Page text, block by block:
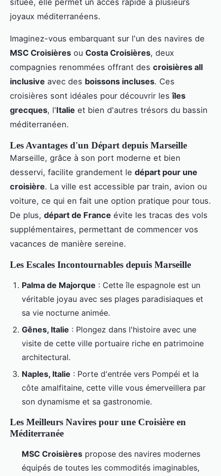
joyaux méditerranéens.
Imaginez-vous embarquant sur l'un des navires de
MSC Croisières ou Costa Croisières, deux
compagnies renommées offrant des croisières all
inclusive avec des boissons incluses. Ces
croisières sont idéales pour découvrir lesîles
grecques, l'Italie et bien d'autres trésors du bassin
méditerranéen.
Les Avantages d'un Départ depuis Marseille
Marseille, grâce à son port moderne et bien
desservi, facilite grandement le départ pour une
croisière. La ville est accessible par train, avion ou
voiture, ce qui en fait une option pratique pour tous.
De plus, départ de France évite les tracas des vols
supplémentaires, permettant de commencer vos
vacances de manière sereine.
Les Escales Incontournables depuis Marseille
Palma de Majorque : Cette île espagnole est un
véritable joyau avec ses plages paradisiaques et
sa vie nocturne animée.
Gênes, Italie : Plongez dans l'histoire avec une
visite de cette ville portuaire riche en patrimoine
architectural.
Naples, Italie : Porte d'entrée vers Pompéi et la
côte amalfitaine, cette ville vous émerveillera par
son dynamisme et sa gastronomie.
Les Meilleurs Navires pour une Croisière en
Méditerranée
MSC Croisières propose des navires modernes
équipés de toutes les commodités imaginables,